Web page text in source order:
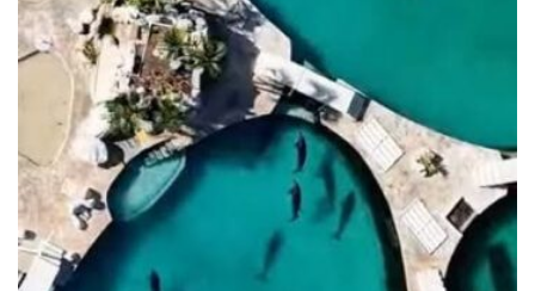
La víctima habría sido identificado como Santiago “N”,
quien recibió múltiples disparos que lo llevarían a perder la
vida.
Aunque se pidió el auxilio de unidades de emergencia al
momento de su arribo el joven ya había fallecido.
Del sicario no se supo más luego de que huyera del lugar
del ataque.